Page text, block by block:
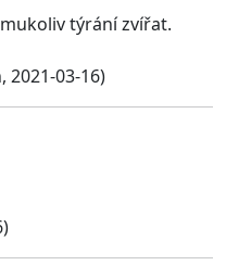
týrání zvířat.
2021-03-16)